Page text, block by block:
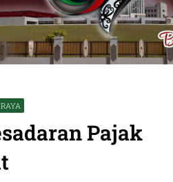
Pajak